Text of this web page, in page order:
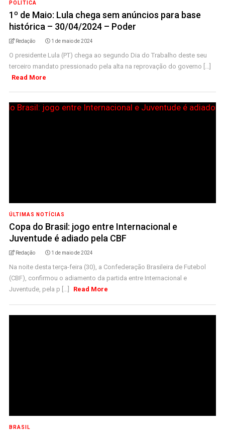
POLÍTICA
1º de Maio: Lula chega sem anúncios para base
histórica – 30/04/2024 – Poder
Redação 1 de maio de 2024
O presidente Lula (PT) chega ao segundo Dia do Trabalho deste seu
terceiro mandato pressionado pela alta na reprovação do governo [...]
Read More
ÚLTIMAS NOTÍCIAS
Copa do Brasil: jogo entre Internacional e
Juventude é adiado pela CBF
Redação 1 de maio de 2024
Na noite desta terça-feira (30), a Confederação Brasileira de Futebol
(CBF), confirmou o adiamento da partida entre Internacional e
Juventude, pela p [...]
Read More
BRASIL